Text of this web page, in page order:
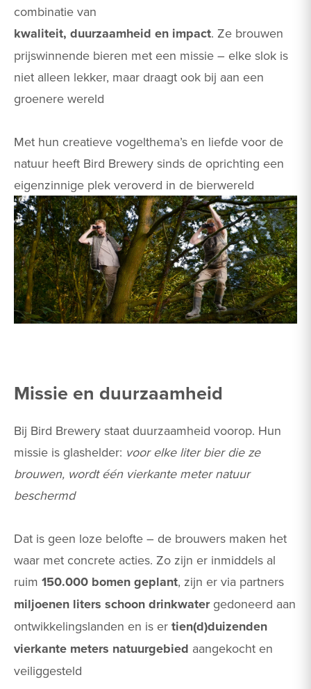
combinatie van
kwaliteit, duurzaamheid en impact. Ze brouwen
prijswinnende bieren met een missie – elke slok is
niet alleen lekker, maar draagt ook bij aan een
groenere wereld​
Met hun creatieve vogelthema’s en liefde voor de
natuur heeft Bird Brewery sinds de oprichting een
eigenzinnige plek veroverd in de bierwereld​
Missie en duurzaamheid
Bij Bird Brewery staat duurzaamheid voorop. Hun
missie is glashelder: voor elke liter bier die ze
brouwen, wordt één vierkante meter natuur
beschermd
Dat is geen loze belofte – de brouwers maken het
waar met concrete acties. Zo zijn er inmiddels al
ruim 150.000 bomen geplant, zijn er via partners
miljoenen liters schoon drinkwatergedoneerd aan
ontwikkelingslanden en is er tien(d)duizenden
vierkante meters natuurgebied aangekocht en
veiliggesteld​